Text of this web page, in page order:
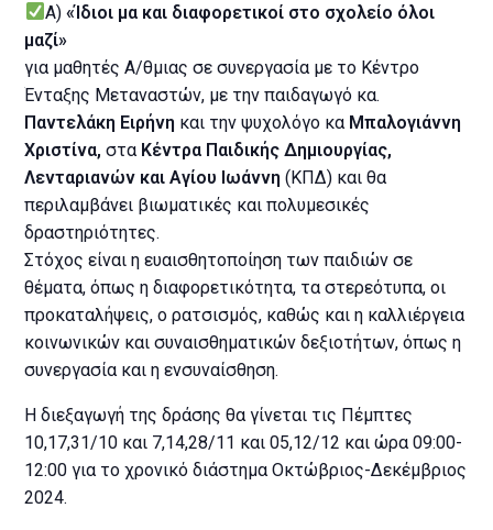
Α) «Ίδιοι μα και διαφορετικοί στο σχολείο όλοι
μαζί»
για μαθητές Α/θμιας σε συνεργασία με το Κέντρο
Ένταξης Μεταναστών, με την παιδαγωγό κα.
Παντελάκη Ειρήνη και την ψυχολόγο κα Μπαλογιάννη
Χριστίνα, στα Κέντρα Παιδικής Δημιουργίας,
Λενταριανών και Αγίου Ιωάννη (ΚΠΔ) και θα
περιλαμβάνει βιωματικές και πολυμεσικές
δραστηριότητες.
Στόχος είναι η ευαισθητοποίηση των παιδιών σε
θέματα, όπως η διαφορετικότητα, τα στερεότυπα, οι
προκαταλήψεις, ο ρατσισμός, καθώς και η καλλιέργεια
κοινωνικών και συναισθηματικών δεξιοτήτων, όπως η
συνεργασία και η ενσυναίσθηση.
Η διεξαγωγή της δράσης θα γίνεται τις Πέμπτες
10,17,31/10 και 7,14,28/11 και 05,12/12 και ώρα 09:00-
12:00 για το χρονικό διάστημα Οκτώβριος-Δεκέμβριος
2024.